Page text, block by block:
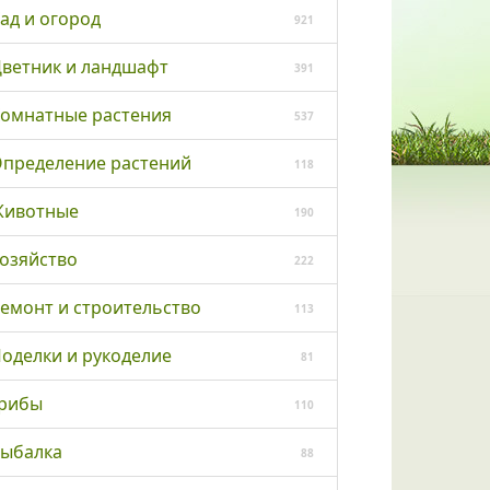
и огород 921
и ландшафт 391
растения 537
растений 118
190
222
и строительство 113
и рукоделие 81
110
88